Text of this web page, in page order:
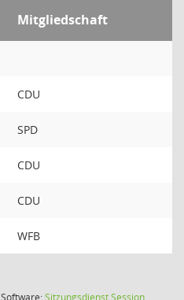
Mitgliedschaft
CDU
SPD
CDU
CDU
WFB
Software:SitzungsdienstSession(Wird in